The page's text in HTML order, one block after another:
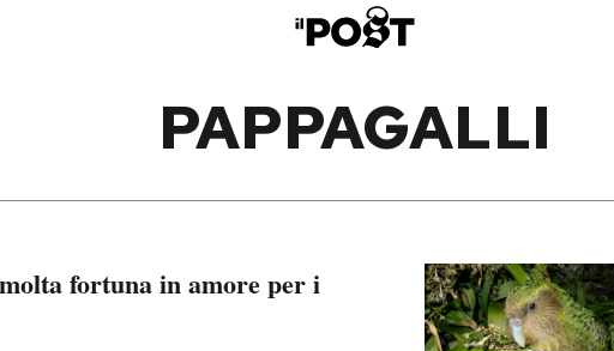
PAPPAGALLI
fortuna in amore per i